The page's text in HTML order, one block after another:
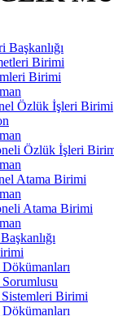
Başkanlığı
Birimi
Birimi
Özlük İşleri Birimi
Özlük İşleri
Atama Birimi
Atama Birimi
Birimi